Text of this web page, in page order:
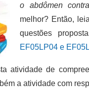
o abdômen
melhor? Então,
questões
EF05LP04 e
de
a atividade com